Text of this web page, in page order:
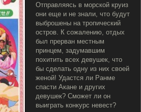
Отправляясь в морской круиз
они еще и не знали, что будут
выброшены на тропический
остров. К сожалению, отдых
был прерван местным
принцем, задумавшим
похитить всех девушек, что
бы сделать одну из них своей
женой! Удастся ли Ранме
спасти Акане и других
девушек? Сможет ли он
выиграть конкурс невест?